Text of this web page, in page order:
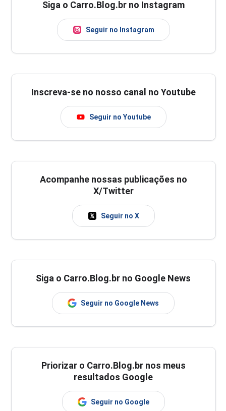
Siga o Carro.Blog.br no Instagram
Seguir no Instagram
Inscreva-se no nosso canal no Youtube
Seguir no Youtube
Acompanhe nossas publicações no
X/Twitter
Seguir no X
Siga o Carro.Blog.br no Google News
Seguir no Google News
Priorizar o Carro.Blog.br nos meus
resultados Google
Seguir no Google